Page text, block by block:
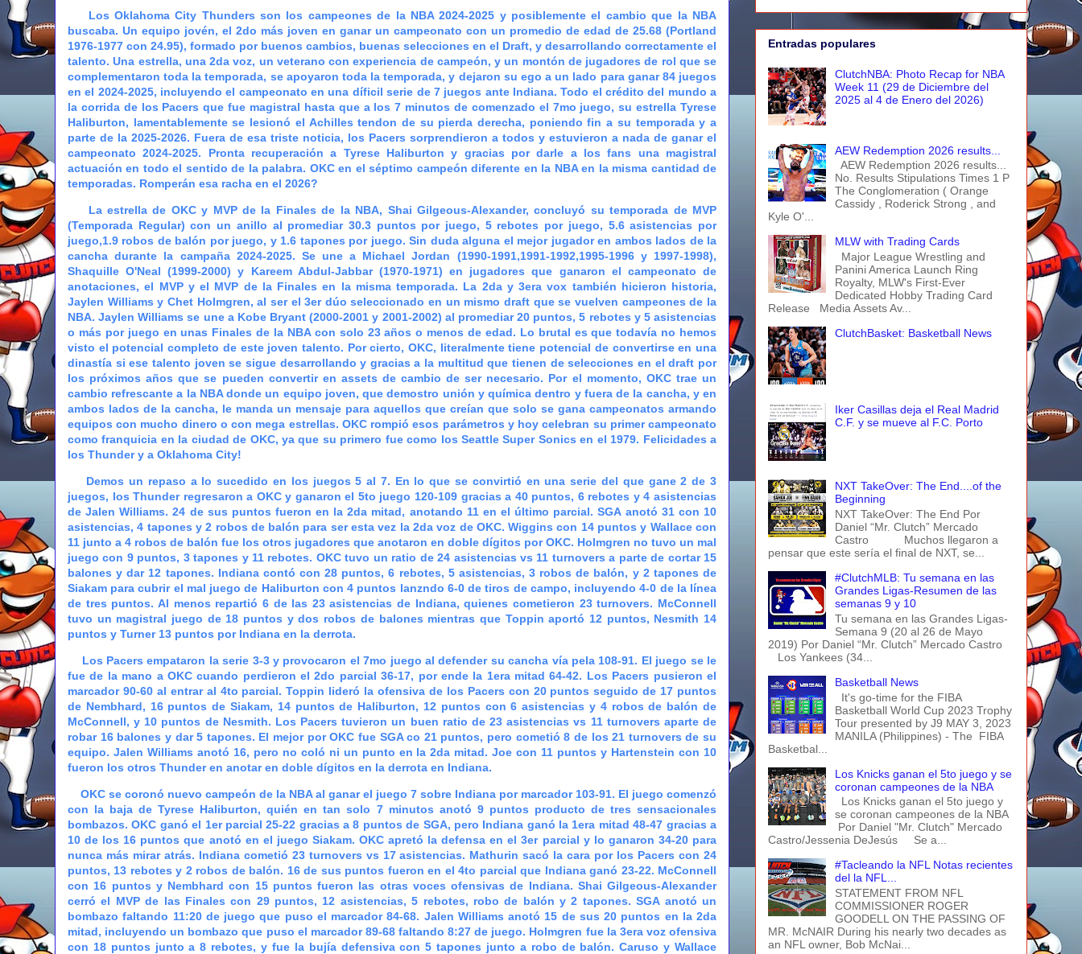
Los Oklahoma City Thunders son los campeones de la NBA 2024-2025 y posiblemente el cambio que la NBA
buscaba. Un equipo jovén, el 2do más joven en ganar un campeonato con un promedio de edad de 25.68 (Portland
1976-1977 con 24.95), formado por buenos cambios, buenas selecciones en el Draft, y desarrollando correctamente el
talento. Una estrella, una 2da voz, un veterano con experiencia de campeón, y un montón de jugadores de rol que se
complementaron toda la temporada, se apoyaron toda la temporada, y dejaron su ego a un lado para ganar 84 juegos
en el 2024-2025, incluyendo el campeonato en una díficil serie de 7 juegos ante Indiana. Todo el crédito del mundo a
la corrida de los Pacers que fue magistral hasta que a los 7 minutos de comenzado el 7mo juego, su estrella Tyrese
Haliburton, lamentablemente se lesionó el Achilles tendon de su pierda derecha, poniendo fin a su temporada y a
parte de la 2025-2026. Fuera de esa triste noticia, los Pacers sorprendieron a todos y estuvieron a nada de ganar el
campeonato 2024-2025. Pronta recuperación a Tyrese Haliburton y gracias por darle a los fans una magistral
actuación en todo el sentido de la palabra. OKC en el séptimo campeón diferente en la NBA en la misma cantidad de
temporadas. Romperán esa racha en el 2026?
La estrella de OKC y MVP de la Finales de la NBA, Shai Gilgeous-Alexander, concluyó su temporada de MVP
(Temporada Regular) con un anillo al promediar 30.3 puntos por juego, 5 rebotes por juego, 5.6 asistencias por
juego,1.9 robos de balón por juego, y 1.6 tapones por juego. Sin duda alguna el mejor jugador en ambos lados de la
cancha durante la campaña 2024-2025. Se une a Michael Jordan (1990-1991,1991-1992,1995-1996 y 1997-1998),
Shaquille O'Neal (1999-2000) y Kareem Abdul-Jabbar (1970-1971) en jugadores que ganaron el campeonato de
anotaciones, el MVP y el MVP de la Finales en la misma temporada. La 2da y 3era vox también hicieron historia,
Jaylen Williams y Chet Holmgren, al ser el 3er dúo seleccionado en un mismo draft que se vuelven campeones de la
NBA. Jaylen Williams se une a Kobe Bryant (2000-2001 y 2001-2002) al promediar 20 puntos, 5 rebotes y 5 asistencias
o más por juego en unas Finales de la NBA con solo 23 años o menos de edad. Lo brutal es que todavía no hemos
visto el potencial completo de este joven talento. Por cierto, OKC, literalmente tiene potencial de convertirse en una
dinastía si ese talento joven se sigue desarrollando y gracias a la multitud que tienen de selecciones en el draft por
los próximos años que se pueden convertir en assets de cambio de ser necesario. Por el momento, OKC trae un
cambio refrescante a la NBA donde un equipo joven, que demostro unión y química dentro y fuera de la cancha, y en
ambos lados de la cancha, le manda un mensaje para aquellos que creían que solo se gana campeonatos armando
equipos con mucho dinero o con mega estrellas. OKC rompió esos parámetros y hoy celebran su primer campeonato
como franquicia en la ciudad de OKC, ya que su primero fue como los Seattle Super Sonics en el 1979. Felicidades a
los Thunder y a Oklahoma City!
Demos un repaso a lo sucedido en los juegos 5 al 7. En lo que se convirtió en una serie del que gane 2 de 3
juegos, los Thunder regresaron a OKC y ganaron el 5to juego 120-109 gracias a 40 puntos, 6 rebotes y 4 asistencias
de Jalen Williams. 24 de sus puntos fueron en la 2da mitad, anotando 11 en el último parcial. SGA anotó 31 con 10
asistencias, 4 tapones y 2 robos de balón para ser esta vez la 2da voz de OKC. Wiggins con 14 puntos y Wallace con
11 junto a 4 robos de balón fue los otros jugadores que anotaron en doble dígitos por OKC. Holmgren no tuvo un mal
juego con 9 puntos, 3 tapones y 11 rebotes. OKC tuvo un ratio de 24 asistencias vs 11 turnovers a parte de cortar 15
balones y dar 12 tapones. Indiana contó con 28 puntos, 6 rebotes, 5 asistencias, 3 robos de balón, y 2 tapones de
Siakam para cubrir el mal juego de Haliburton con 4 puntos lanzndo 6-0 de tiros de campo, incluyendo 4-0 de la línea
de tres puntos. Al menos repartió 6 de las 23 asistencias de Indiana, quienes cometieron 23 turnovers. McConnell
tuvo un magistral juego de 18 puntos y dos robos de balones mientras que Toppin aportó 12 puntos, Nesmith 14
puntos y Turner 13 puntos por Indiana en la derrota.
Los Pacers empataron la serie 3-3 y provocaron el 7mo juego al defender su cancha vía pela 108-91. El juego se le
fue de la mano a OKC cuando perdieron el 2do parcial 36-17, por ende la 1era mitad 64-42. Los Pacers pusieron el
marcador 90-60 al entrar al 4to parcial. Toppin lideró la ofensiva de los Pacers con 20 puntos seguido de 17 puntos
de Nembhard, 16 puntos de Siakam, 14 puntos de Haliburton, 12 puntos con 6 asistencias y 4 robos de balón de
McConnell, y 10 puntos de Nesmith. Los Pacers tuvieron un buen ratio de 23 asistencias vs 11 turnovers aparte de
robar 16 balones y dar 5 tapones. El mejor por OKC fue SGA co 21 puntos, pero cometió 8 de los 21 turnovers de su
equipo. Jalen Williams anotó 16, pero no coló ni un punto en la 2da mitad. Joe con 11 puntos y Hartenstein con 10
fueron los otros Thunder en anotar en doble dígitos en la derrota en Indiana.
OKC se coronó nuevo campeón de la NBA al ganar el juego 7 sobre Indiana por marcador 103-91. El juego comenzó
con la baja de Tyrese Haliburton, quién en tan solo 7 minutos anotó 9 puntos producto de tres sensacionales
bombazos. OKC ganó el 1er parcial 25-22 gracias a 8 puntos de SGA, pero Indiana ganó la 1era mitad 48-47 gracias a
10 de los 16 puntos que anotó en el juego Siakam. OKC apretó la defensa en el 3er parcial y lo ganaron 34-20 para
nunca más mirar atrás. Indiana cometió 23 turnovers vs 17 asistencias. Mathurin sacó la cara por los Pacers con 24
puntos, 13 rebotes y 2 robos de balón. 16 de sus puntos fueron en el 4to parcial que Indiana ganó 23-22. McConnell
con 16 puntos y Nembhard con 15 puntos fueron las otras voces ofensivas de Indiana. Shai Gilgeous-Alexander
cerró el MVP de las Finales con 29 puntos, 12 asistencias, 5 rebotes, robo de balón y 2 tapones. SGA anotó un
bombazo faltando 11:20 de juego que puso el marcador 84-68. Jalen Williams anotó 15 de sus 20 puntos en la 2da
mitad, incluyendo un bombazo que puso el marcador 89-68 faltando 8:27 de juego. Holmgren fue la 3era voz ofensiva
con 18 puntos junto a 8 rebotes, y fue la bujía defensiva con 5 tapones junto a robo de balón. Caruso y Wallace
Entradas populares
ClutchNBA: Photo Recap for NBA
Week 11 (29 de Diciembre del
2025 al 4 de Enero del 2026)
AEW Redemption 2026 results...
AEW Redemption 2026 results...
No. Results Stipulations Times 1 P
The Conglomeration ( Orange
Cassidy , Roderick Strong , and
Kyle O'...
MLW with Trading Cards
Major League Wrestling and
Panini America Launch Ring
Royalty, MLW's First-Ever
Dedicated Hobby Trading Card
Release Media Assets Av...
ClutchBasket: Basketball News
Iker Casillas deja el Real Madrid
C.F. y se mueve al F.C. Porto
NXT TakeOver: The End....of the
Beginning
NXT TakeOver: The End Por
Daniel “Mr. Clutch” Mercado
Castro Muchos llegaron a
pensar que este sería el final de NXT, se...
#ClutchMLB: Tu semana en las
Grandes Ligas-Resumen de las
semanas 9 y 10
Tu semana en las Grandes Ligas-
Semana 9 (20 al 26 de Mayo
2019) Por Daniel “Mr. Clutch” Mercado Castro
Los Yankees (34...
Basketball News
It's go-time for the FIBA
Basketball World Cup 2023 Trophy
Tour presented by J9 MAY 3, 2023
MANILA (Philippines) - The FIBA
Basketbal...
Los Knicks ganan el 5to juego y se
coronan campeones de la NBA
Los Knicks ganan el 5to juego y
se coronan campeones de la NBA
Por Daniel "Mr. Clutch" Mercado
Castro/Jessenia DeJesús Se a...
#Tacleando la NFL Notas recientes
del la NFL...
STATEMENT FROM NFL
COMMISSIONER ROGER
GOODELL ON THE PASSING OF
MR. McNAIR During his nearly two decades as
an NFL owner, Bob McNai...